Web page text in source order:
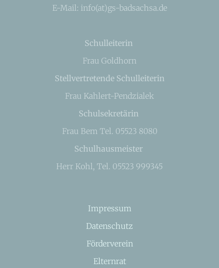
E-Mail: info(at)gs-badsachsa.de
Schulleiterin
Frau Goldhorn
Stellvertretende Schulleiterin
Frau Kahlert-Pendzialek
Schulsekretärin
Frau Bem Tel. 05523 8080
Schulhausmeister
Herr Kohl, Tel. 05523 999345
Impressum
Datenschutz
Förderverein
Elternrat